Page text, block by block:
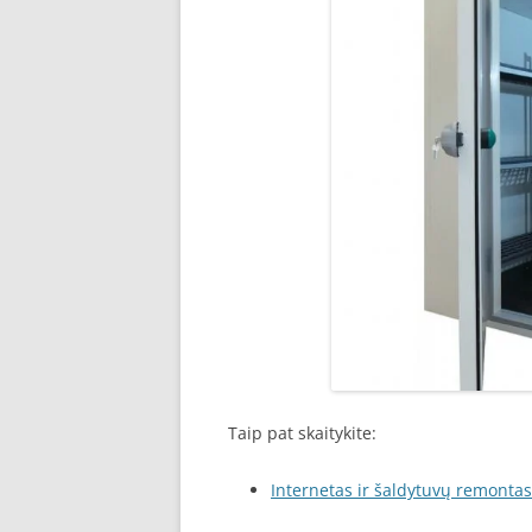
Taip pat skaitykite:
Internetas ir šaldytuvų remontas